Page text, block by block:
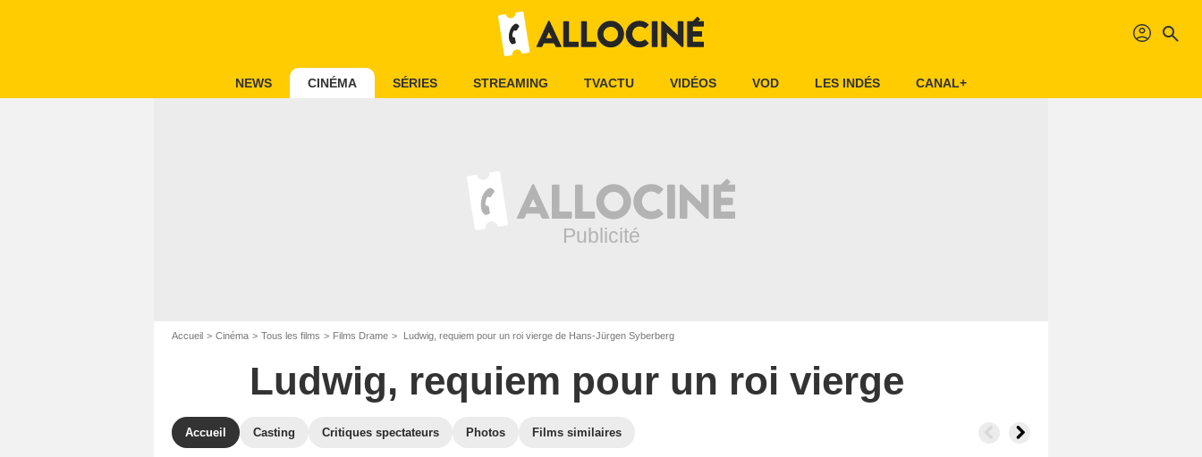
profil search
NEWS CINÉMA SÉRIES STREAMING TVACTU VIDÉOS VOD LES INDÉS CANAL+
Accueil Cinéma Tous les films Films Drame Ludwig, requiem pour un roi vierge de Hans-Jürgen Syberberg
Ludwig, requiem pour un roi vierge
Accueil Casting Critiques spectateurs Photos Films similaires